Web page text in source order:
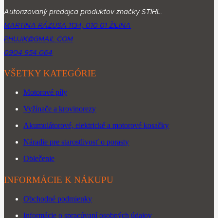
Autorizovaný predajca produktov značky STIHL.
MARTINA RÁZUSA 1134, 010 01 ŽILINA
PHUJIK@GMAIL.COM
0904 954 064
VŠETKY KATEGÓRIE
Motorové píly
Vyžínače a krovinorezy
Akumulátorové, elektrické a motorové kosačky
Náradie pre starostlivosť o porasty
Oblečenie
INFORMÁCIE K NÁKUPU
Obchodné podmienky
Informácie o spracúvaní osobných údajov